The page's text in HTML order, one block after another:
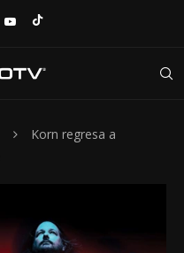
Korn regresa a